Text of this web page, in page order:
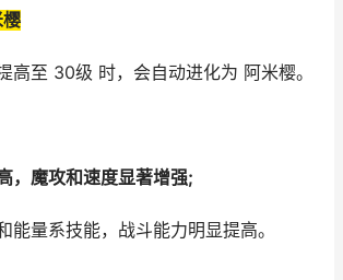
高至 30级 时，会自动进化为 阿米樱。
，魔攻和速度显著增强;
能量系技能，战斗能力明显提高。